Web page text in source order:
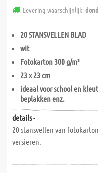
Levering waarschijnlijk:
20 STANSVELLEN BLAD
wit
Fotokarton 300 g/m²
23 x 23 cm
ideaal voor school en
beplakken enz.
details -
20 stansvellen van
versieren.